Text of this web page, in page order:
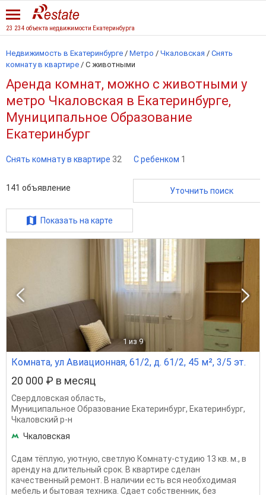
23 234 объекта недвижимости Екатеринбурга
Недвижимость в Екатеринбурге / Метро / Чкаловская / Снять
комнату в квартире / С животными
Аренда комнат, можно с животными у
метро Чкаловская в Екатеринбурге,
Муниципальное Образование
Екатеринбург
Снять комнату в квартире 32 С ребенком 1
141 объявление Уточнить поиск
Показать на карте
1 из 9
Комната, ул Авиационная, 61/2, д. 61/2, 45 м², 3/5 эт.
20 000 ₽ в месяц
Свердловская область,
Муниципальное Образование Екатеринбург, Екатеринбург,
Чкаловский р-н
Чкаловская
Сдам тёплую, уютную, светлую Комнату-студию 13 кв. м., в
аренду на длительный срок. В квартире сделан
качественный ремонт. В наличии есть вся необходимая
мебель и бытовая техника. Сдает собственник, без